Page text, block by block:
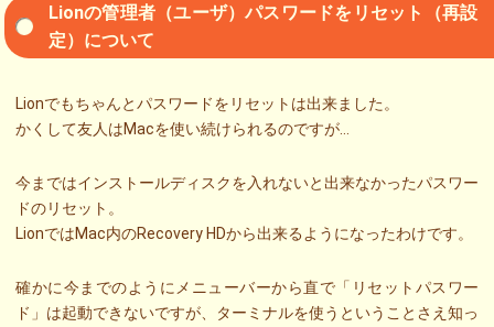
Lionの管理者（ユーザ）パスワードをリセット（再設
定）について
Lionでもちゃんとパスワードをリセットは出来ました。
かくして友人はMacを使い続けられるのですが…
今まではインストールディスクを入れないと出来なかったパスワー
ドのリセット。
LionではMac内のRecovery HDから出来るようになったわけです。
確かに今までのようにメニューバーから直で「リセットパスワー
ド」は起動できないですが、ターミナルを使うということさえ知っ